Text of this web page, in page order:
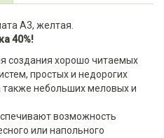
А3, желтая.
40%!
создания хорошо читаемых
простых и недорогих
небольших меловых и
возможность
или напольного